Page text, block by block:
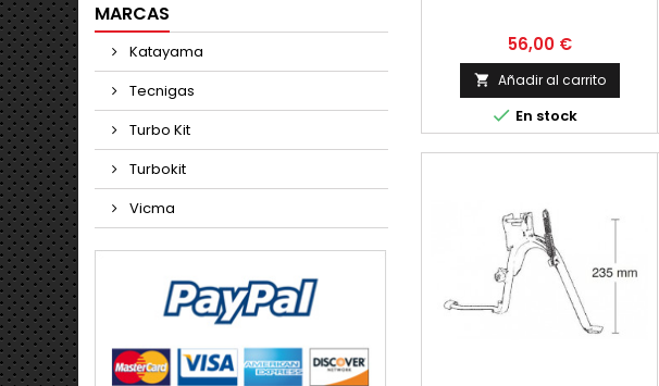
MARCAS
Katayama
Tecnigas
Turbo Kit
Turbokit
Vicma
Precio
56,00 €
 Añadir al carrito
 En stock